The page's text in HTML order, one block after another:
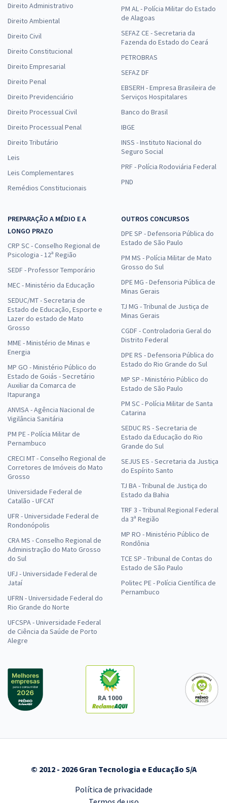
Direito Administrativo
Direito Ambiental
Direito Civil
Direito Constitucional
Direito Empresarial
Direito Penal
Direito Previdenciário
Direito Processual Civil
Direito Processual Penal
Direito Tributário
Leis
Leis Complementares
Remédios Constitucionais
PM AL - Polícia Militar do Estado
de Alagoas
SEFAZ CE - Secretaria da
Fazenda do Estado do Ceará
PETROBRAS
SEFAZ DF
EBSERH - Empresa Brasileira de
Serviços Hospitalares
Banco do Brasil
IBGE
INSS - Instituto Nacional do
Seguro Social
PRF - Polícia Rodoviária Federal
PND
PREPARAÇÃO A MÉDIO E A
LONGO PRAZO
CRP SC - Conselho Regional de
Psicologia - 12ª Região
SEDF - Professor Temporário
MEC - Ministério da Educação
SEDUC/MT - Secretaria de
Estado de Educação, Esporte e
Lazer do estado de Mato
Grosso
MME - Ministério de Minas e
Energia
MP GO - Ministério Público do
Estado de Goiás - Secretário
Auxiliar da Comarca de
Itapuranga
ANVISA - Agência Nacional de
Vigilância Sanitária
PM PE - Polícia Militar de
Pernambuco
CRECI MT - Conselho Regional de
Corretores de Imóveis do Mato
Grosso
Universidade Federal de
Catalão - UFCAT
UFR - Universidade Federal de
Rondonópolis
CRA MS - Conselho Regional de
Administração do Mato Grosso
do Sul
UFJ - Universidade Federal de
Jataí
UFRN - Universidade Federal do
Rio Grande do Norte
UFCSPA - Universidade Federal
de Ciência da Saúde de Porto
Alegre
OUTROS CONCURSOS
DPE SP - Defensoria Pública do
Estado de São Paulo
PM MS - Polícia Militar de Mato
Grosso do Sul
DPE MG - Defensoria Pública de
Minas Gerais
TJ MG - Tribunal de Justiça de
Minas Gerais
CGDF - Controladoria Geral do
Distrito Federal
DPE RS - Defensoria Pública do
Estado do Rio Grande do Sul
MP SP - Ministério Público do
Estado de São Paulo
PM SC - Polícia Militar de Santa
Catarina
SEDUC RS - Secretaria de
Estado da Educação do Rio
Grande do Sul
SEJUS ES - Secretaria da Justiça
do Espírito Santo
TJ BA - Tribunal de Justiça do
Estado da Bahia
TRF 3 - Tribunal Regional Federal
da 3ª Região
MP RO - Ministério Público de
Rondônia
TCE SP - Tribunal de Contas do
Estado de São Paulo
Politec PE - Polícia Científica de
Pernambuco
RA 1000
© 2012 - 2026 Gran Tecnologia e Educação S/A
Política de privacidade